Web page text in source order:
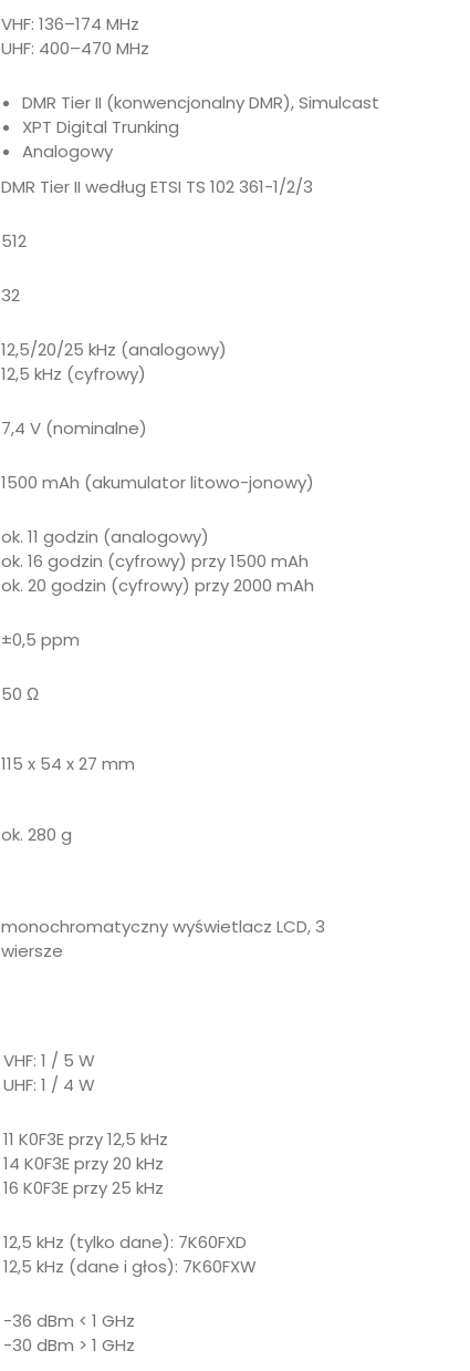
VHF: 136–174 MHz
UHF: 400–470 MHz
DMR Tier II (konwencjonalny DMR), Simulcast
XPT Digital Trunking
Analogowy
DMR Tier II według ETSI TS 102 361-1/2/3
512
32
12,5/20/25 kHz (analogowy)
12,5 kHz (cyfrowy)
7,4 V (nominalne)
1500 mAh (akumulator litowo-jonowy)
ok. 11 godzin (analogowy)
ok. 16 godzin (cyfrowy) przy 1500 mAh
ok. 20 godzin (cyfrowy) przy 2000 mAh
±0,5 ppm
50 Ω
115 x 54 x 27 mm
ok. 280 g
monochromatyczny wyświetlacz LCD, 3
wiersze
VHF: 1 / 5 W
UHF: 1 / 4 W
11 K0F3E przy 12,5 kHz
14 K0F3E przy 20 kHz
16 K0F3E przy 25 kHz
12,5 kHz (tylko dane): 7K60FXD
12,5 kHz (dane i głos): 7K60FXW
-36 dBm < 1 GHz
-30 dBm > 1 GHz